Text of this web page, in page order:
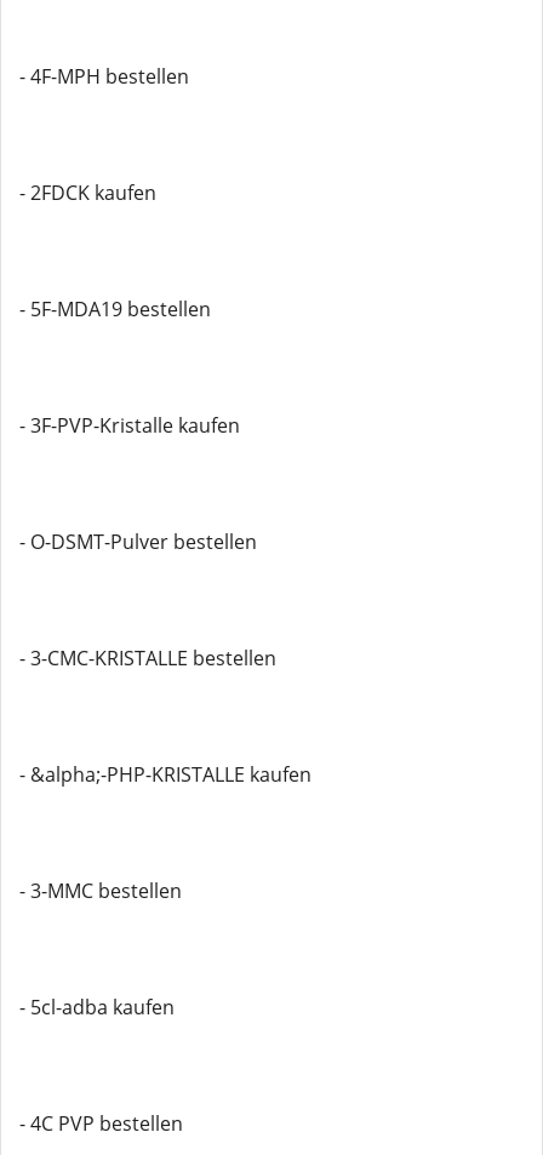
- 4F-MPH bestellen
- 2FDCK kaufen
- 5F-MDA19 bestellen
- 3F-PVP-Kristalle kaufen
- O-DSMT-Pulver bestellen
- 3-CMC-KRISTALLE bestellen
- &alpha;-PHP-KRISTALLE kaufen
- 3-MMC bestellen
- 5cl-adba kaufen
- 4C PVP bestellen